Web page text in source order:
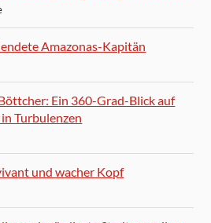
Amazonas-Kapitän
Ein 360-Grad-Blick auf
Turbulenzen
und wacher Kopf